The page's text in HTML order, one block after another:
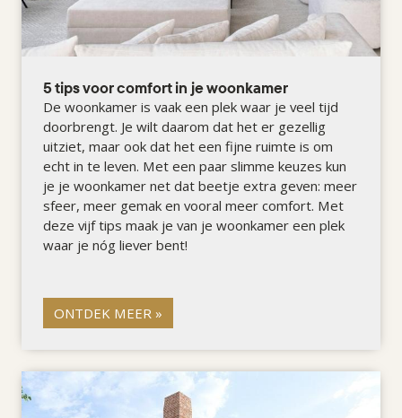
5 tips voor comfort in je woonkamer
De woonkamer is vaak een plek waar je veel tijd
doorbrengt. Je wilt daarom dat het er gezellig
uitziet, maar ook dat het een fijne ruimte is om
echt in te leven. Met een paar slimme keuzes kun
je je woonkamer net dat beetje extra geven: meer
sfeer, meer gemak en vooral meer comfort. Met
deze vijf tips maak je van je woonkamer een plek
waar je nóg liever bent!
ONTDEK MEER »